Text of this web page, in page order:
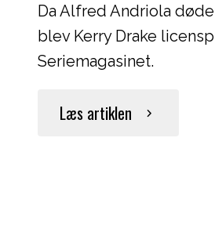
Da Alfred Andriola
blev Kerry Drake
Seriemagasinet.
Læs artiklen
"Den